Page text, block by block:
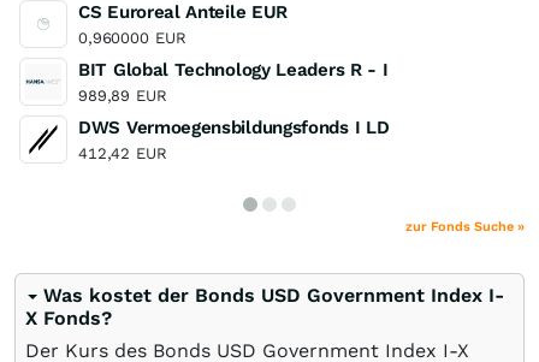
CS Euroreal Anteile EUR
0,960000 EUR
BIT Global Technology Leaders R - I
989,89 EUR
DWS Vermoegensbildungsfonds I LD
412,42 EUR
zur Fonds Suche »
Was kostet der Bonds USD Government Index I-
X Fonds?
Der Kurs des Bonds USD Government Index I-X